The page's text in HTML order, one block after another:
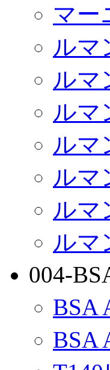
マー
ルマ
ルマ
ルマ
ルマ
ルマ
ルマ
ルマ
004-
BSA
BSA